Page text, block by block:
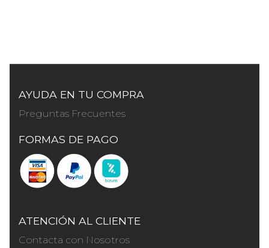
AYUDA EN TU COMPRA
Preguntas Frecuentes
FORMAS DE PAGO
ATENCIÓN AL CLIENTE
Contacta con Nosotros